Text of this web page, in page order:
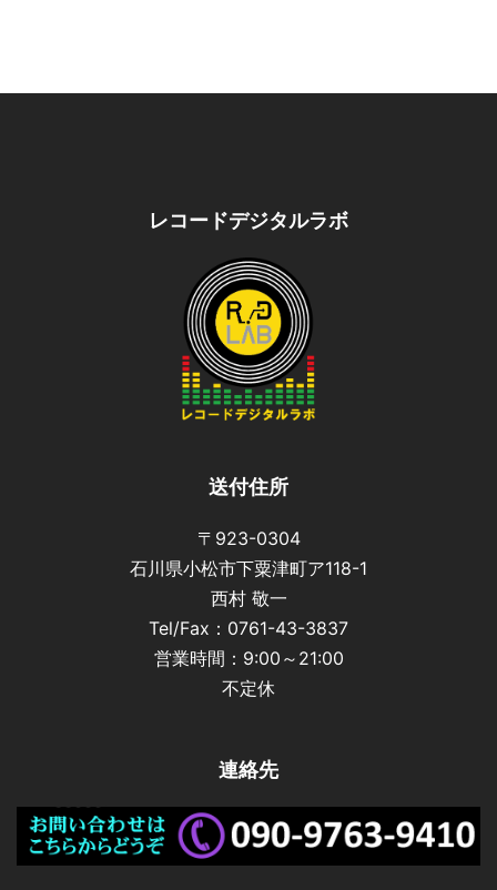
レコードデジタルラボ
送付住所
〒923-0304
石川県小松市下粟津町ア118-1
西村 敬一
Tel/Fax：0761-43-3837
営業時間：9:00～21:00
不定休
連絡先